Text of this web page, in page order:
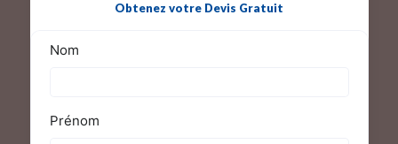
Obtenez votre Devis Gratuit